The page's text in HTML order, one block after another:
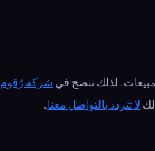
لذلك ننصح في شركة رُقوم
لا تتردد بالتواصل معنا.